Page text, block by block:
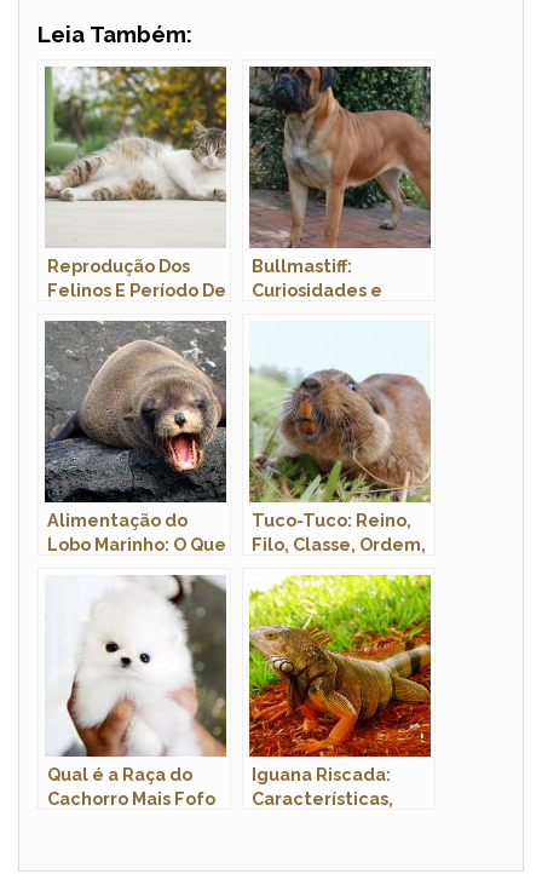
Leia Também:
Reprodução Dos
Felinos E Período De
Bullmastiff:
Curiosidades e
Alimentação do
Lobo Marinho: O Que
Tuco-Tuco: Reino,
Filo, Classe, Ordem,
Qual é a Raça do
Cachorro Mais Fofo
Iguana Riscada:
Características,